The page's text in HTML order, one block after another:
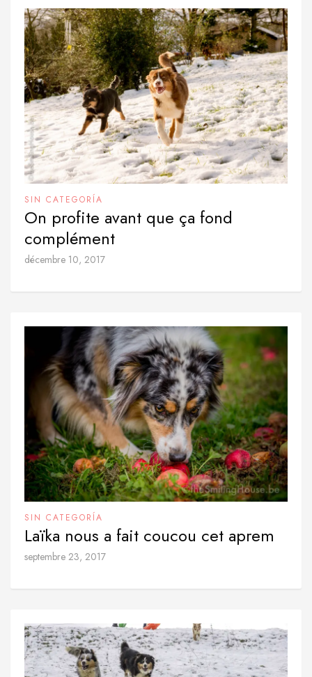
SIN CATEGORÍA
On profite avant que ça fond
complément
décembre 10, 2017
SIN CATEGORÍA
Laïka nous a fait coucou cet aprem
septembre 23, 2017